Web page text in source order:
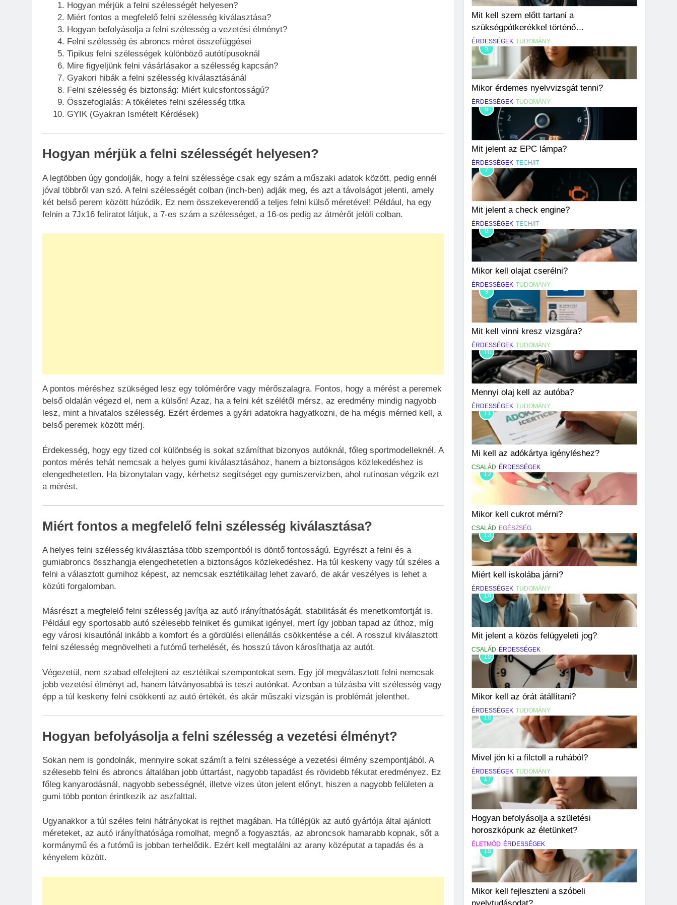
Hogyan mérjük a felni szélességét helyesen?
Miért fontos a megfelelő felni szélesség kiválasztása?
Hogyan befolyásolja a felni szélesség a vezetési élményt?
Felni szélesség és abroncs méret összefüggései
Tipikus felni szélességek különböző autótípusoknál
Mire figyeljünk felni vásárlásakor a szélesség kapcsán?
Gyakori hibák a felni szélesség kiválasztásánál
Felni szélesség és biztonság: Miért kulcsfontosságú?
Összefoglalás: A tökéletes felni szélesség titka
GYIK (Gyakran Ismételt Kérdések)
Hogyan mérjük a felni szélességét helyesen?
A legtöbben úgy gondolják, hogy a felni szélessége csak egy szám a műszaki adatok között, pedig ennél
jóval többről van szó. A felni szélességét colban (inch-ben) adják meg, és azt a távolságot jelenti, amely
két belső perem között húzódik. Ez nem összekeverendő a teljes felni külső méretével! Például, ha egy
felnin a 7Jx16 feliratot látjuk, a 7-es szám a szélességet, a 16-os pedig az átmérőt jelöli colban.
A pontos méréshez szükséged lesz egy tolómérőre vagy mérőszalagra. Fontos, hogy a mérést a peremek
belső oldalán végezd el, nem a külsőn! Azaz, ha a felni két szélétől mérsz, az eredmény mindig nagyobb
lesz, mint a hivatalos szélesség. Ezért érdemes a gyári adatokra hagyatkozni, de ha mégis mérned kell, a
belső peremek között mérj.
Érdekesség, hogy egy tized col különbség is sokat számíthat bizonyos autóknál, főleg sportmodelleknél. A
pontos mérés tehát nemcsak a helyes gumi kiválasztásához, hanem a biztonságos közlekedéshez is
elengedhetetlen. Ha bizonytalan vagy, kérhetsz segítséget egy gumiszervizben, ahol rutinosan végzik ezt
a mérést.
Miért fontos a megfelelő felni szélesség kiválasztása?
A helyes felni szélesség kiválasztása több szempontból is döntő fontosságú. Egyrészt a felni és a
gumiabroncs összhangja elengedhetetlen a biztonságos közlekedéshez. Ha túl keskeny vagy túl széles a
felni a választott gumihoz képest, az nemcsak esztétikailag lehet zavaró, de akár veszélyes is lehet a
közúti forgalomban.
Másrészt a megfelelő felni szélesség javítja az autó irányíthatóságát, stabilitását és menetkomfortját is.
Például egy sportosabb autó szélesebb felniket és gumikat igényel, mert így jobban tapad az úthoz, míg
egy városi kisautónál inkább a komfort és a gördülési ellenállás csökkentése a cél. A rosszul kiválasztott
felni szélesség megnövelheti a futómű terhelését, és hosszú távon károsíthatja az autót.
Végezetül, nem szabad elfelejteni az esztétikai szempontokat sem. Egy jól megválasztott felni nemcsak
jobb vezetési élményt ad, hanem látványosabbá is teszi autónkat. Azonban a túlzásba vitt szélesség vagy
épp a túl keskeny felni csökkenti az autó értékét, és akár műszaki vizsgán is problémát jelenthet.
Hogyan befolyásolja a felni szélesség a vezetési élményt?
Sokan nem is gondolnák, mennyire sokat számít a felni szélessége a vezetési élmény szempontjából. A
szélesebb felni és abroncs általában jobb úttartást, nagyobb tapadást és rövidebb fékutat eredményez. Ez
főleg kanyarodásnál, nagyobb sebességnél, illetve vizes úton jelent előnyt, hiszen a nagyobb felületen a
gumi több ponton érintkezik az aszfalttal.
Ugyanakkor a túl széles felni hátrányokat is rejthet magában. Ha túllépjük az autó gyártója által ajánlott
méreteket, az autó irányíthatósága romolhat, megnő a fogyasztás, az abroncsok hamarabb kopnak, sőt a
kormánymű és a futómű is jobban terhelődik. Ezért kell megtalálni az arany középutat a tapadás és a
kényelem között.
Mit kell szem előtt tartani a
szükségpótkerékkel történő
közlekedéskor?
ÉRDESSÉGEK TUDOMÁNY
5
Mikor érdemes nyelvvizsgát tenni?
ÉRDESSÉGEK TUDOMÁNY
6
Mit jelent az EPC lámpa?
ÉRDESSÉGEK TECH/IT
7
Mit jelent a check engine?
ÉRDESSÉGEK TECH/IT
8
Mikor kell olajat cserélni?
ÉRDESSÉGEK TUDOMÁNY
9
Mit kell vinni kresz vizsgára?
ÉRDESSÉGEK TUDOMÁNY
10
Mennyi olaj kell az autóba?
ÉRDESSÉGEK TUDOMÁNY
11
Mi kell az adókártya igényléshez?
CSALÁD ÉRDESSÉGEK
12
Mikor kell cukrot mérni?
CSALÁD EGÉSZSÉG
13
Miért kell iskolába járni?
ÉRDESSÉGEK TUDOMÁNY
14
Mit jelent a közös felügyeleti jog?
CSALÁD ÉRDESSÉGEK
15
Mikor kell az órát átállítani?
ÉRDESSÉGEK TUDOMÁNY
16
Mivel jön ki a filctoll a ruhából?
ÉRDESSÉGEK TUDOMÁNY
17
Hogyan befolyásolja a születési
horoszkópunk az életünket?
ÉLETMÓD ÉRDESSÉGEK
18
Mikor kell fejleszteni a szóbeli
nyelvtudásodat?